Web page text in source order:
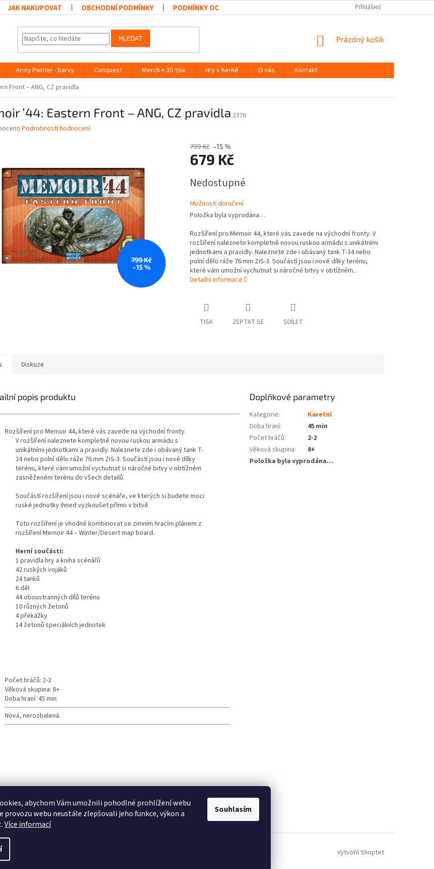
abychom Vám umožnili pohodlné prohlížení webu
provozu webu neustále zlepšovali jeho funkce, výkon a
Více informací
Souhlasím
JAK NAKUPOVAT OBCHODNÍ PODMÍNKY PODMÍNKY OCHRANY OSOBNÍCH ÚDAJŮ Přihlášení
HLEDAT
NÁKUPNÍ
Prázdný košík
Army Painter - barvy Conquest Merch + 3D tisk Hry v herně O nás
Kontakt
Front – ANG, CZ pravidla
’44: Eastern Front – ANG, CZ pravidla 2376
Podrobnosti hodnocení
799 Kč
–15 %
799 Kč –15 %
679 Kč
cena:
Nedostupné
Možnosti doručení
Položka byla vyprodána…
Rozšíření pro Memoir 44, které vás zavede na východní fronty. V
rozšíření naleznete kompletně novou ruskou armádu s unikátními
jednotkami a pravidly. Naleznete zde i obávaný tank T-34 nebo
polní dělo ráže 76 mm ZiS-3. Součástí jsou i nové dílky terénu,
které vám umožní vychutnat si náročné bitvy v obtížném...
Detailní informace
TISK ZEPTAT SE SDÍLET
Diskuze
popis produktu
Rozšíření pro Memoir 44, které vás zavede na východní fronty.
V rozšíření naleznete kompletně novou ruskou armádu s
unikátními jednotkami a pravidly. Naleznete zde i obávaný tank T-
34 nebo polní dělo ráže 76 mm ZiS-3. Součástí jsou i nové dílky
terénu, které vám umožní vychutnat si náročné bitvy v obtížném
zasněženém terénu do všech detailů.
Součástí rozšíření jsou i nové scénáře, ve kterých si budete moci
ruské jednotky ihned vyzkoušet přímo v bitvě.
Toto rozšíření je vhodné kombinovat se zimním hracím plánem z
rozšíření Memoir 44 – Winter/Desert map board.
Herní součásti:
1 pravidla hry a kniha scénářů
42 ruských vojáků
24 tanků
6 děl
44 oboustranných dílů terénu
10 různých žetonů
4 překážky
14 žetonů speciálních jednotek
Počet hráčů: 2-2
Věková skupina: 8+
Doba hraní: 45 min
Nová, nerozbalená.
Doplňkové parametry
Kategorie:
Karetní
Doba hraní:
45 min
Počet hráčů:
2-2
Věková skupina:
8+
Položka byla vyprodána…
Vytvořil Shoptet